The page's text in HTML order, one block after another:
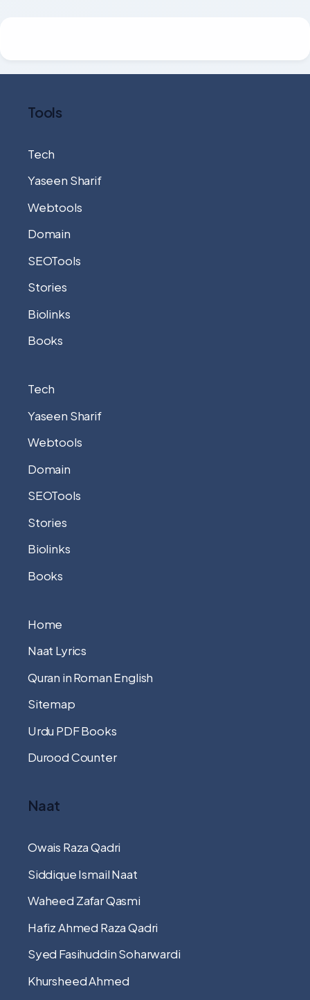
Tools
Tech
Yaseen Sharif
Webtools
Domain
SEOTools
Stories
Biolinks
Books
Tech
Yaseen Sharif
Webtools
Domain
SEOTools
Stories
Biolinks
Books
Home
Naat Lyrics
Quran in Roman English
Sitemap
Urdu PDF Books
Durood Counter
Naat
Owais Raza Qadri
Siddique Ismail Naat
Waheed Zafar Qasmi
Hafiz Ahmed Raza Qadri
Syed Fasihuddin Soharwardi
Khursheed Ahmed